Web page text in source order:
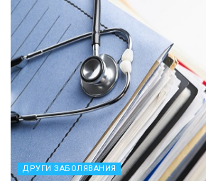
ДРУГИ ЗАБОЛЯВАНИЯ